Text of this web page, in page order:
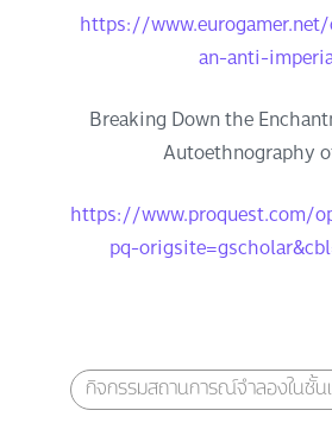
https://
an-anti-
Breaking Down the
Autoethnography
https://www.proquest.com/
pq-
กิจกรรมสถานการณ์จำลองในชั้น